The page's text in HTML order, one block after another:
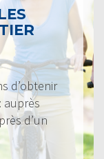
d’obtenir
auprès
d’un